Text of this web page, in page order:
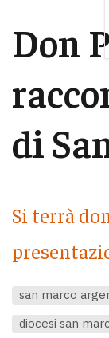
Don
di
Si terrà
san marco
diocesi san